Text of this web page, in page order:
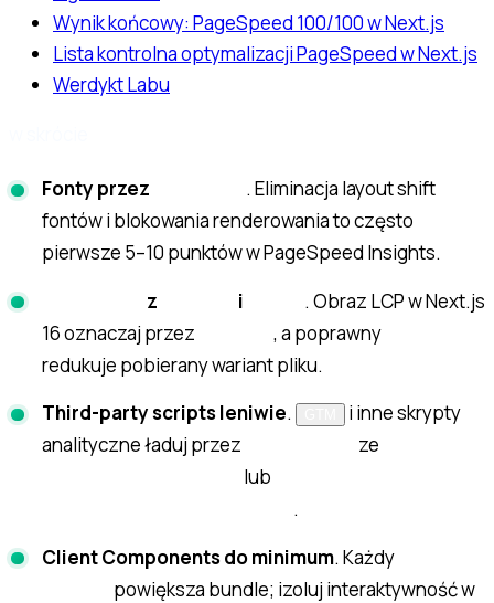
Wynik końcowy: PageSpeed 100/100 w Next.js
Lista kontrolna optymalizacji PageSpeed w Next.js
Werdykt Labu
Fonty przez
. Eliminacja layout shift
fontów i blokowania renderowania to często
pierwsze 5–10 punktów w PageSpeed Insights.
z i
. Obraz LCP w Next.js
16 oznaczaj przez
, a poprawny
redukuje pobierany wariant pliku.
Third-party scripts leniwie.
i inne skrypty
analityczne ładuj przez
ze
lub
.
Client Components do minimum. Każdy
powiększa bundle; izoluj interaktywność w